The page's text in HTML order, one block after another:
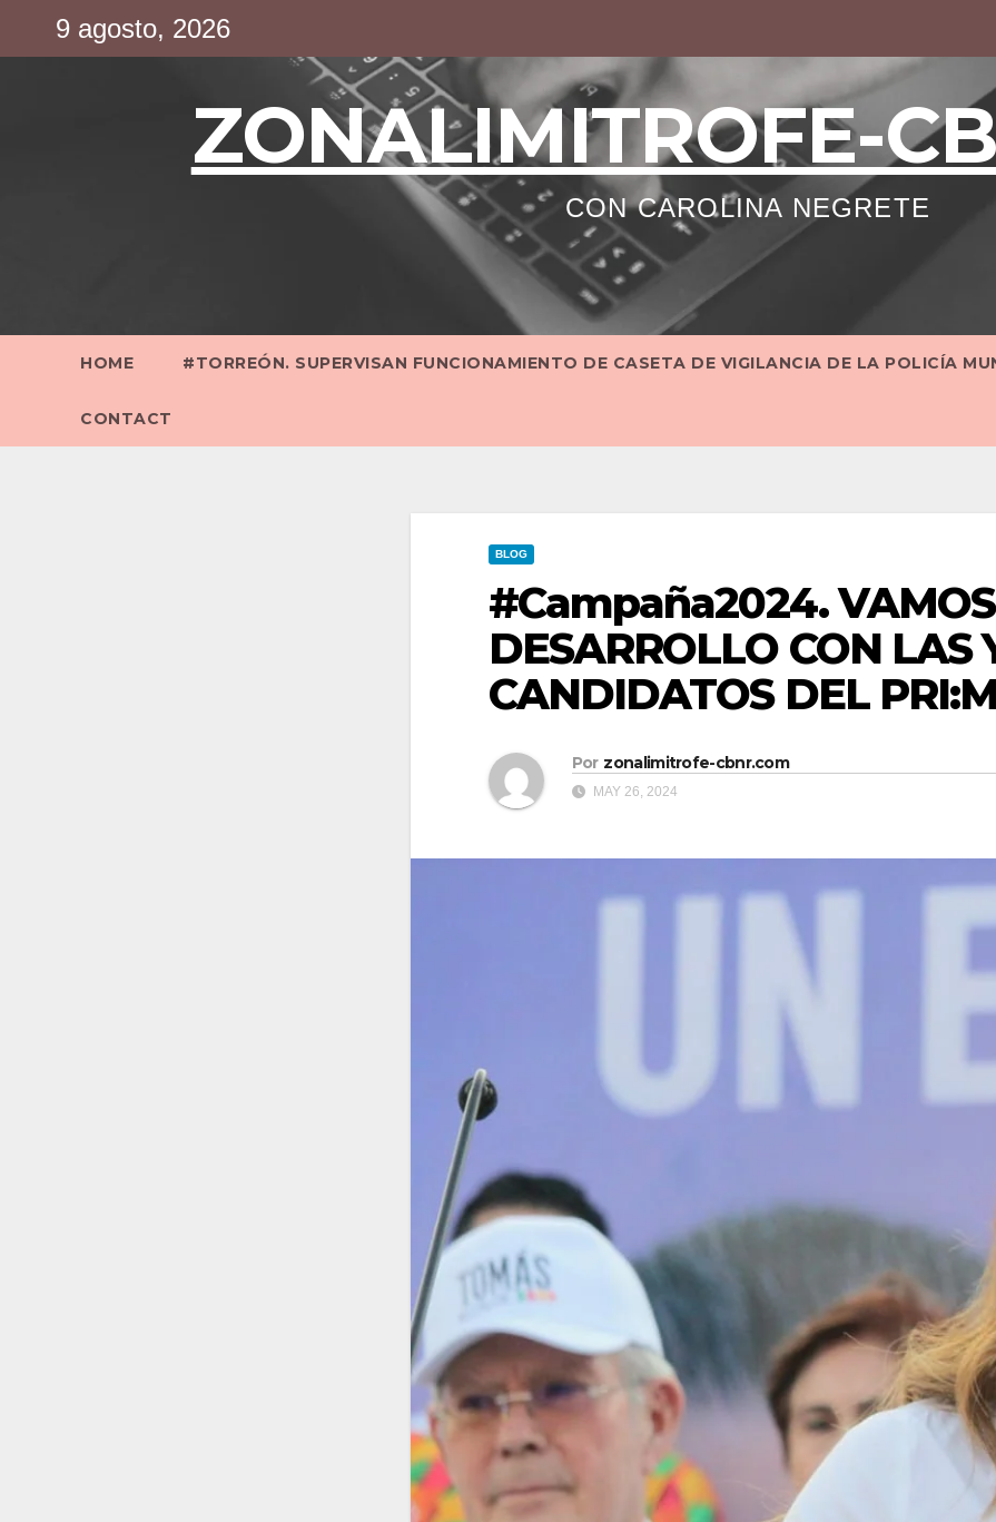
9 agosto, 2026
ZONALIMITROFE-
CON CAROLINA NEGRETE
HOME #TORREÓN. SUPERVISAN FUNCIONAMIENTO DE CASETA DE VIGILANCIA DE LA POLICÍA
CONTACT
BLOG
#Campaña2024.
DESARROLLO CON LAS
CANDIDATOS DEL
Por zonalimitrofe-cbnr.com
MAY 26, 2024